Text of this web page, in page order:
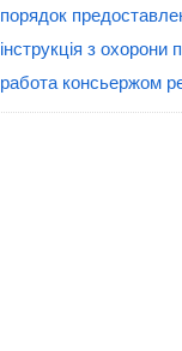
порядок
інструкція з охорони
работа консьержом